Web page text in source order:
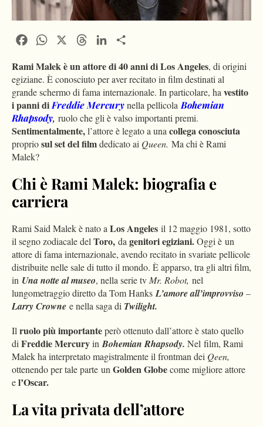
FacebookWhatsApp ThreadsLinkedIn
Rami Malek è un attore di 40 anni di Los Angeles, di origini
egiziane. È conosciuto per aver recitato in film destinati al
grande schermo di fama internazionale. In particolare, havestito
i panni diFreddie Mercurynella pellicolaBohemian
Rhapsody, ruolo che gli è valso importanti premi.
Sentimentalmente,l’attore è legato a unacollega conosciuta
propriosul set del filmdedicato ai Queen. Ma chi è Rami
Malek?
Chi è Rami Malek: biografia e
carriera
Rami Said Malek è nato aLos Angeles il 12 maggio 1981, sotto
il segno zodiacale delToro, dagenitori egiziani.Oggi è un
attore di fama internazionale, avendo recitato in svariate pellicole
distribuite nelle sale di tutto il mondo. È apparso, tra gli altri film,
in Una notte al museo, nella serie tvMr. Robot, nel
lungometraggio diretto da Tom HanksL’amore all’improvviso –
Larry Crowne e nella saga di Twilight.
Ilruolo più importanteperò ottenuto dall’attore è stato quello
diFreddie MercuryinBohemian Rhapsody. Nel film, Rami
Malek ha interpretato magistralmente il frontman dei Qeen,
ottenendo per tale parte unGolden Globecome migliore attore
el’Oscar.
La vita privata dell’attore